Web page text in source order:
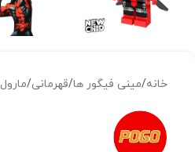
خانه/مینی فیگور ها/قهرمانی/مارول